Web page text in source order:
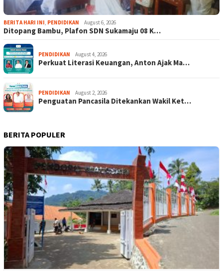
BERITA HARI INI, PENDIDIKAN August 6, 2026
Ditopang Bambu, Plafon SDN Sukamaju 08 K…
PENDIDIKAN August 4, 2026
Perkuat Literasi Keuangan, Anton Ajak Ma…
PENDIDIKAN August 2, 2026
Penguatan Pancasila Ditekankan Wakil Ket…
BERITA POPULER